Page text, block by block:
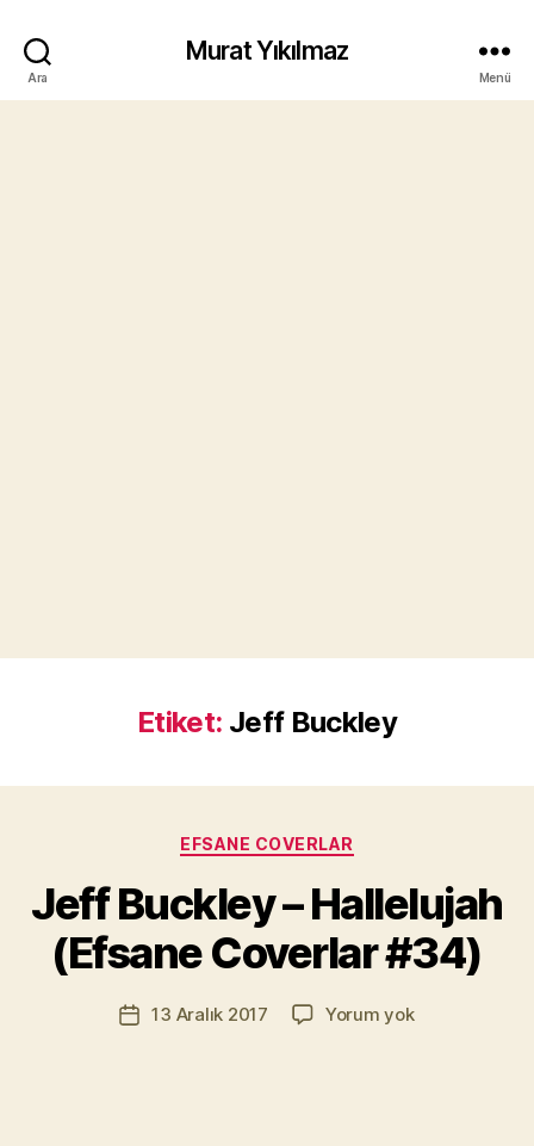
Ara
Murat Yıkılmaz
Menü
Etiket: Jeff Buckley
Kategoriler
EFSANE COVERLAR
Jeff Buckley – Hallelujah
(Efsane Coverlar #34)
Yazının
yazarı
z
a
r
u
a
Yazı13 Aralık 2017 Yorum yokJeff